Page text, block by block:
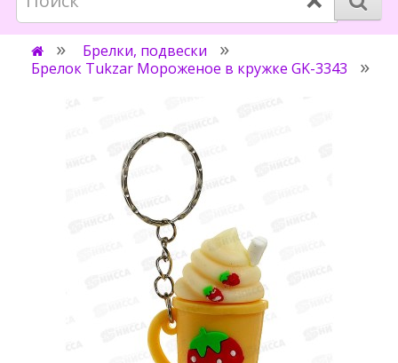
Брелки, подвески
Брелок Tukzar Мороженое в кружке GK-3343